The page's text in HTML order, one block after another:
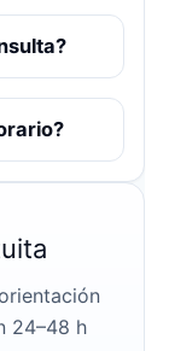
24–48 h